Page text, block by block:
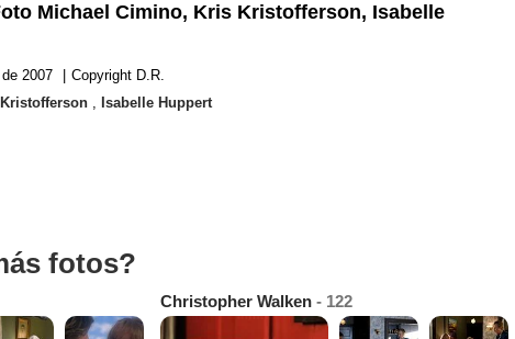
Michael Cimino, Kris Kristofferson, Isabelle
2007
Copyright D.R.
, Isabelle Huppert
fotos?
Christopher Walken - 122